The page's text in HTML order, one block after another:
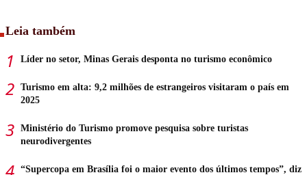
Leia também
Líder no setor, Minas Gerais desponta no turismo econômico
Turismo em alta: 9,2 milhões de estrangeiros visitaram o país em
2025
Ministério do Turismo promove pesquisa sobre turistas
neurodivergentes
“Supercopa em Brasília foi o maior evento dos últimos tempos”, diz